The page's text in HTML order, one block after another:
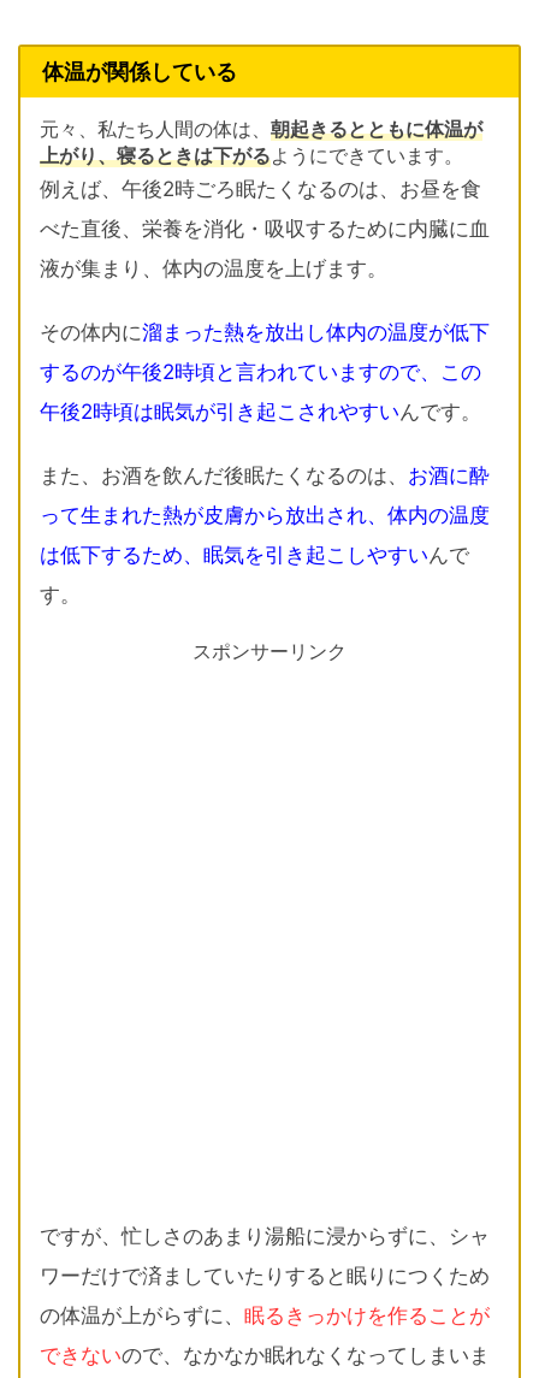
体温が関係している
元々、私たち人間の体は、 朝起きるとともに体温が
上がり、寝るときは下がるようにできています。
例えば、午後2時ごろ眠たくなるのは、お昼を食
べた直後、栄養を消化・吸収するために内臓に血
液が集まり、体内の温度を上げます。
その体内に溜まった熱を放出し体内の温度が低下
するのが午後2時頃と言われていますので、この
午後2時頃は眠気が引き起こされやすいんです。
また、お酒を飲んだ後眠たくなるのは、 お酒に酔
って生まれた熱が皮膚から放出され、体内の温度
は低下するため、眠気を引き起こしやすいんで
す。
スポンサーリンク
ですが、忙しさのあまり湯船に浸からずに、シャ
ワーだけで済ましていたりすると眠りにつくため
の体温が上がらずに、 眠るきっかけを作ることが
できないので、なかなか眠れなくなってしまいま